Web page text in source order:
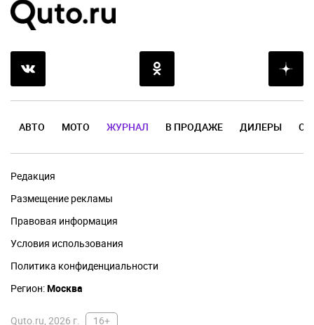
АВТО МОТО ЖУРНАЛ В ПРОДАЖЕ ДИЛЕРЫ
Редакция
Размещение рекламы
Правовая информация
Условия использования
Политика конфиденциальности
Регион:Москва
Quto.ru, 2026 г. 16+